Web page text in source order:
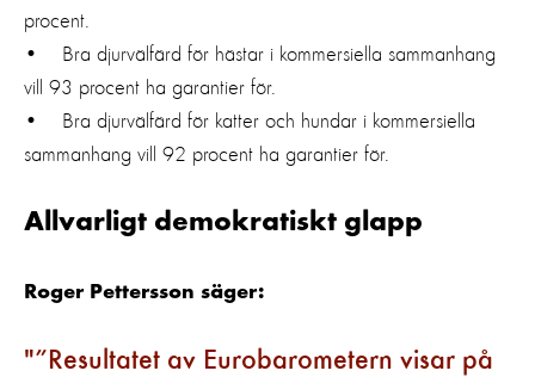
procent.
• Bra djurvälfärd för hästar i kommersiella sammanhang
vill 93 procent ha garantier för.
• Bra djurvälfärd för katter och hundar i kommersiella
sammanhang vill 92 procent ha garantier för.
Allvarligt demokratiskt glapp
Roger Pettersson säger:
”Resultatet av Eurobarometern visar på